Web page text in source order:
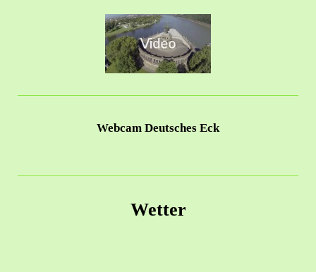
Webcam Deutsches Eck
Wetter